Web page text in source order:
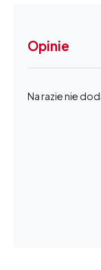
Opinie
Na razie nie